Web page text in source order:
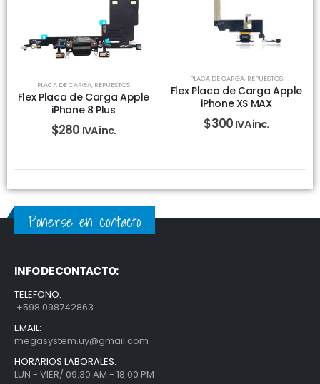
PLACA DE CARGA, REPUESTOS
Flex Placa de Carga Apple
iPhone 8 Plus
$280 IVA inc.
PLACA DE CARGA, REPUESTOS
Flex Placa de Carga Apple
iPhone XS MAX
$300 IVA inc.
Ponerse en contacto
INFO DE CONTACTO:
TELEFONO:
+598 098742863
EMAIL:
megasystem.uy@gmail.com
HORARIOS LABORALES:
LUN - VIER/ 09:30 AM - 18:00 PM